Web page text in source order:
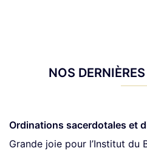
NOS
Ordinations sacerdotales et
Grande joie pour l’Institut du